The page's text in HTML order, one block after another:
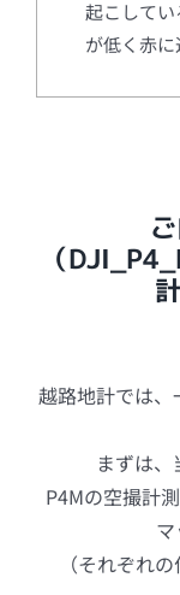
起こして
が低く赤に
（
越路地計では
まずは、
P4Mの空撮計
（それぞれ